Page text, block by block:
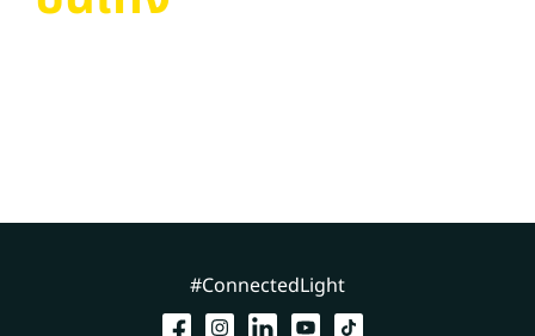
#ConnectedLight